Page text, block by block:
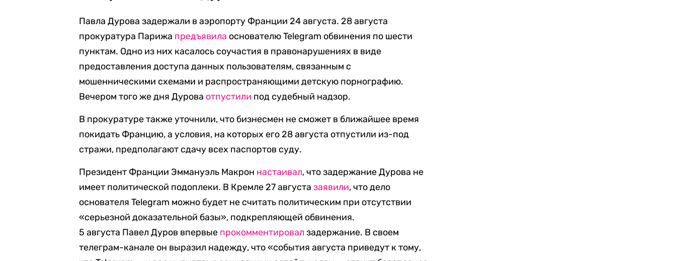
Павла Дурова задержали в аэропорту Франции 24 августа. 28 августа
прокуратура Парижа предъявила основателю Telegram обвинения по шести
пунктам. Одно из них касалось соучастия в правонарушениях в виде
предоставления доступа данных пользователям, связанным с
мошенническими схемами и распространяющими детскую порнографию.
Вечером того же дня Дурова отпустили под судебный надзор.
В прокуратуре также уточнили, что бизнесмен не сможет в ближайшее время
покидать Францию, а условия, на которых его 28 августа отпустили из-под
стражи, предполагают сдачу всех паспортов суду.
Президент Франции Эммануэль Макрон настаивал, что задержание Дурова не
имеет политической подоплеки. В Кремле 27 августазаявили, что дело
основателя Telegram можно будет не считать политическим при отсутствии
«серьезной доказательной базы», подкрепляющей обвинения.
5 августа Павел Дуров впервые прокомментировал задержание. В своем
телеграм-канале он выразил надежду, что «события августа приведут к тому,